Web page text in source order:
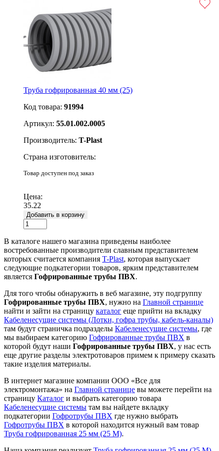
Труба гофрированная 40 мм (25)
Код товара: 91994
Артикул: 55.01.002.0005
Производитель: T-Plast
Страна изготовитель:
Товар доступен под заказ
Цена:
35.22
Добавить в корзину
В каталоге нашего магазина приведены наиболее
востребованные производители славным представителем
которых считается компания T-Plast, которая выпускает
следующие подкатегории товаров, ярким представителем
является Гофрированные трубы ПВХ.
Для того чтобы обнаружить в веб магазине, эту подгруппу
Гофрированные трубы ПВХ, нужно на Главной странице
найти и зайти на страницу каталог еще прийти на вкладку
Кабеленесущие системы (Лотки, гофра трубы, кабель-каналы)
там будут страничка подразделы Кабеленесущие системы, где
мы выбираем категорию Гофрированные трубы ПВХ в
которой будут наши Гофрированные трубы ПВХ, у нас есть
еще другие разделы электротоваров примем к примеру сказать
такие изделия материалы.
В интернет магазине компании ООО «Все для
электромонтажа» на Главной странице вы можете перейти на
страницу Каталог и выбрать категорию товара
Кабеленесущие системы там вы найдете вкладку
подкатегории Гофротрубы ПВХ где нужно выбрать
Гофротрубы ПВХ в которой находится нужный вам товар
Труба гофрированная 25 мм (25 M).